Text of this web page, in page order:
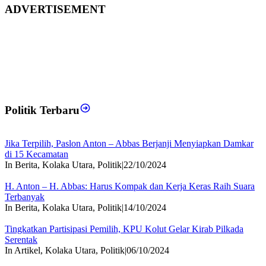
ADVERTISEMENT
Politik Terbaru
Jika Terpilih, Paslon Anton – Abbas Berjanji Menyiapkan Damkar
di 15 Kecamatan
In Berita, Kolaka Utara, Politik|22/10/2024
H. Anton – H. Abbas: Harus Kompak dan Kerja Keras Raih Suara
Terbanyak
In Berita, Kolaka Utara, Politik|14/10/2024
Tingkatkan Partisipasi Pemilih, KPU Kolut Gelar Kirab Pilkada
Serentak
In Artikel, Kolaka Utara, Politik|06/10/2024